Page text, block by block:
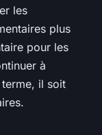
les
plus
pour les
à
il soit